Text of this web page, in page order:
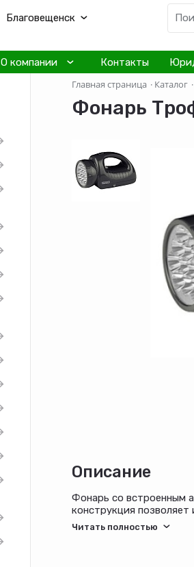
Благовещенск
О компании Контакты
Главная страница · Каталог ·
Фонарь
Описание
Фонарь со встроенным
конструкция
большого пальца.